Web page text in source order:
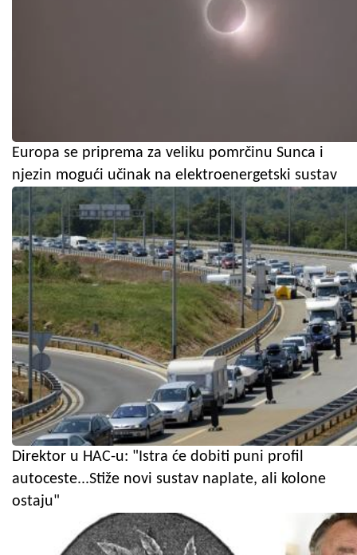
Europa se priprema za veliku pomrčinu Sunca i
njezin mogući učinak na elektroenergetski sustav
Direktor u HAC-u: "Istra će dobiti puni profil
autoceste...Stiže novi sustav naplate, ali kolone
ostaju"